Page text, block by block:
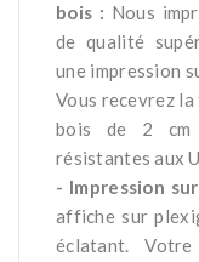
bois : Nous
de qualité
une impression
Vous recevrez
bois de 2 cm
résistantes aux
- Impression
affiche sur
éclatant.